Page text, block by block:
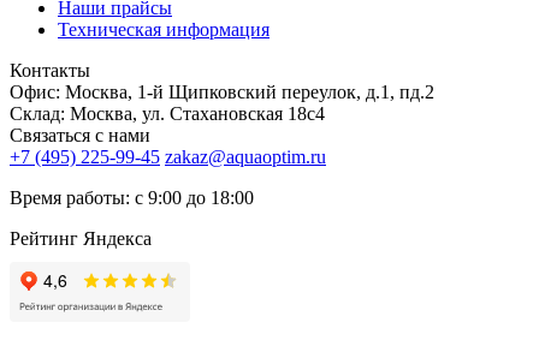
Наши прайсы
Техническая информация
Контакты
Офис: Москва, 1-й Щипковский переулок, д.1, пд.2
Склад: Москва, ул. Стахановская 18с4
Связаться с нами
+7 (495) 225-99-45 zakaz@aquaoptim.ru
Время работы: с 9:00 до 18:00
Рейтинг Яндекса